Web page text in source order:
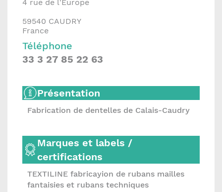
4 rue de l'Europe
59540 CAUDRY
France
Téléphone
33 3 27 85 22 63
Présentation
Fabrication de dentelles de Calais-Caudry
Marques et labels /
certifications
TEXTILINE fabricayion de rubans mailles
fantaisies et rubans techniques